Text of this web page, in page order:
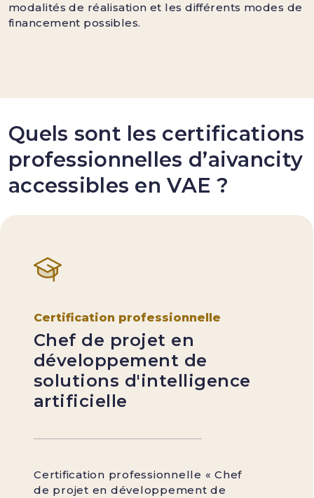
modalités de réalisation et les différents modes de
financement possibles.
Quels sont les certifications
professionnelles d’aivancity
accessibles en VAE ?
Certification professionnelle
Chef de projet en
développement de
solutions d'intelligence
artificielle
Certification professionnelle « Chef
de projet en développement de